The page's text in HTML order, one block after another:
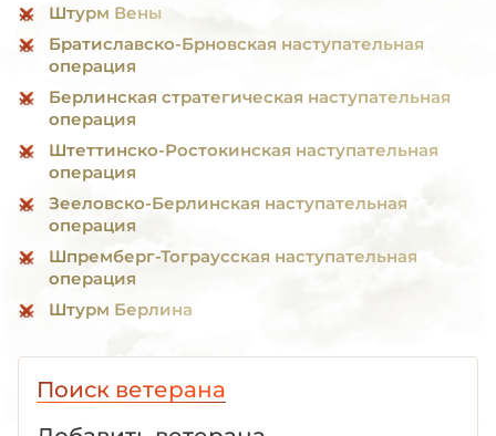
Штурм Вены
Братиславско-Брновская наступательная
операция
Берлинская стратегическая наступательная
операция
Штеттинско-Ростокинская наступательная
операция
Зееловско-Берлинская наступательная
операция
Шпремберг-Тограусская наступательная
операция
Штурм Берлина
Поиск ветерана